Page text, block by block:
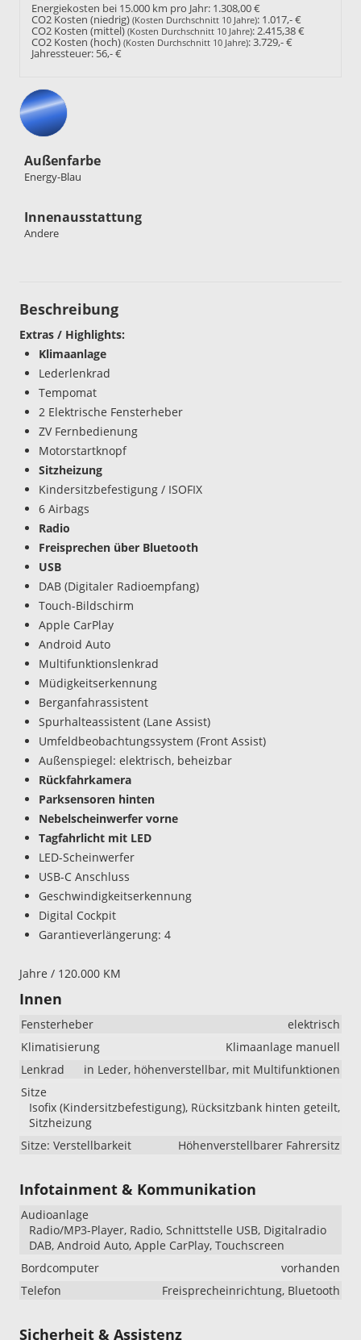
Energiekosten bei 15.000 km pro Jahr: 1.308,00 €
CO2 Kosten (niedrig) (Kosten Durchschnitt 10 Jahre): 1.017,- €
CO2 Kosten (mittel) (Kosten Durchschnitt 10 Jahre):2.415,38 €
CO2 Kosten (hoch) (Kosten Durchschnitt 10 Jahre):3.729,- €
Jahressteuer: 56,- €
Außenfarbe
Energy-Blau
Innenausstattung
Andere
Beschreibung
Extras / Highlights:
Klimaanlage
Lederlenkrad
Tempomat
2 Elektrische Fensterheber
ZV Fernbedienung
Motorstartknopf
Sitzheizung
Kindersitzbefestigung / ISOFIX
6 Airbags
Radio
Freisprechen über Bluetooth
USB
DAB (Digitaler Radioempfang)
Touch-Bildschirm
Apple CarPlay
Android Auto
Multifunktionslenkrad
Müdigkeitserkennung
Berganfahrassistent
Spurhalteassistent (Lane Assist)
Umfeldbeobachtungssystem (Front Assist)
Außenspiegel: elektrisch, beheizbar
Rückfahrkamera
Parksensoren hinten
Nebelscheinwerfer vorne
Tagfahrlicht mit LED
LED-Scheinwerfer
USB-C Anschluss
Geschwindigkeitserkennung
Digital Cockpit
Garantieverlängerung: 4
Jahre / 120.000 KM
Innen
Fensterheber
elektrisch
Klimatisierung
Klimaanlage manuell
Lenkrad
in Leder, höhenverstellbar, mit Multifunktionen
Sitze
Isofix (Kindersitzbefestigung), Rücksitzbank hinten geteilt,
Sitzheizung
Sitze: Verstellbarkeit
Höhenverstellbarer Fahrersitz
Infotainment & Kommunikation
Audioanlage
Radio/MP3-Player, Radio, Schnittstelle USB, Digitalradio
DAB, Android Auto, Apple CarPlay, Touchscreen
Bordcomputer
vorhanden
Telefon
Freisprecheinrichtung, Bluetooth
Sicherheit & Assistenz